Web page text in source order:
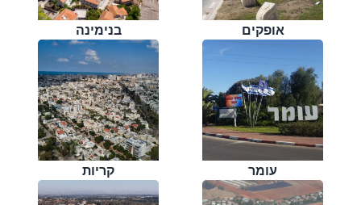
בנימינה אופקים
קריות עומר